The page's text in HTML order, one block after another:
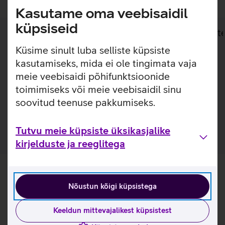
Kasutame oma veebisaidil
küpsiseid
Küsime sinult luba selliste küpsiste
kasutamiseks, mida ei ole tingimata vaja
meie veebisaidi põhifunktsioonide
toimimiseks või meie veebisaidil sinu
soovitud teenuse pakkumiseks.
Tutvu meie küpsiste üksikasjalike
kirjelduste ja reeglitega
Nõustun kõigi küpsistega
Keeldun mittevajalikest küpsistest
Lisainfo
Lisainfo
PanzerGlass kaitseklaas on loodud, et kaitsta telefoni
ekraani kriimustuste ja põrutuste eest. Kaitseklaasi
ekraani visuaalse kasutuskogemuse.